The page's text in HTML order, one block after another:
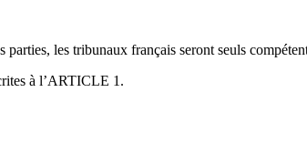
les tribunaux français seront seuls
à l’ARTICLE 1.